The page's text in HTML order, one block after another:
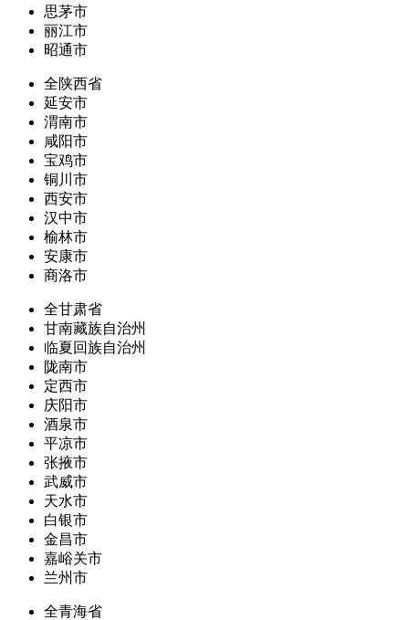
思茅市
丽江市
昭通市
全陕西省
延安市
渭南市
咸阳市
宝鸡市
铜川市
西安市
汉中市
榆林市
安康市
商洛市
全甘肃省
甘南藏族自治州
临夏回族自治州
陇南市
定西市
庆阳市
酒泉市
平凉市
张掖市
武威市
天水市
白银市
金昌市
嘉峪关市
兰州市
全青海省